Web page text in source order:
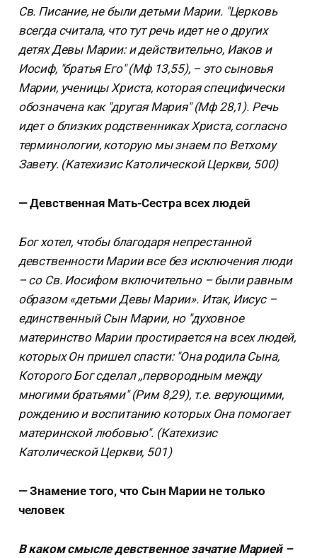
Св. Писание, не были детьми Марии. "Церковь
всегда считала, что тут речь идет не о других
детях Девы Марии: и действительно, Иаков и
Иосиф, "братья Его" (Мф 13,55), – это сыновья
Марии, ученицы Христа, которая специфически
обозначена как "другая Мария" (Мф 28,1). Речь
идет о близких родственниках Христа, согласно
терминологии, которую мы знаем по Ветхому
Завету. (Катехизис Католической Церкви, 500)
— Девственная Мать-Сестра всех людей
Бог хотел, чтобы благодаря непрестанной
девственности Марии все без исключения люди
– со Св. Иосифом включительно – были равным
образом «детьми Девы Марии». Итак, Иисус –
единственный Сын Марии, но "духовное
материнство Марии простирается на всех людей,
которых Он пришел спасти: "Она родила Сына,
Которого Бог сделал ,,первородным между
многими братьями" (Рим 8,29), т.е. верующими,
рождению и воспитанию которых Она помогает
материнской любовью". (Катехизис
Католической Церкви, 501)
— Знамение того, что Сын Марии не только
человек
В каком смысле девственное зачатие Марией –